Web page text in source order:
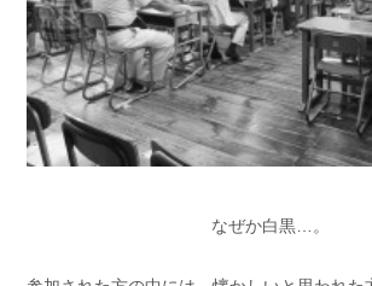
なぜか白黒…。